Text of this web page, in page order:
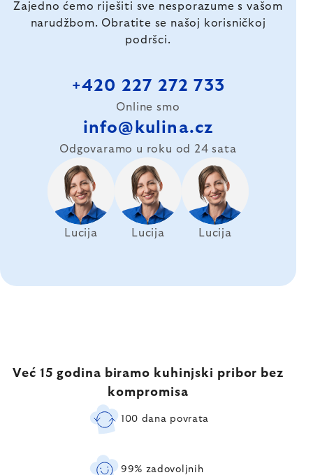
Zajedno ćemo riješiti sve nesporazume s vašom
narudžbom. Obratite se našoj korisničkoj
podršci.
+420 227 272 733
Online smo
info@kulina.cz
Odgovaramo u roku od 24 sata
Lucija Lucija Lucija
Već 15 godina biramo kuhinjski pribor bez
kompromisa
100 dana povrata
99% zadovoljnih